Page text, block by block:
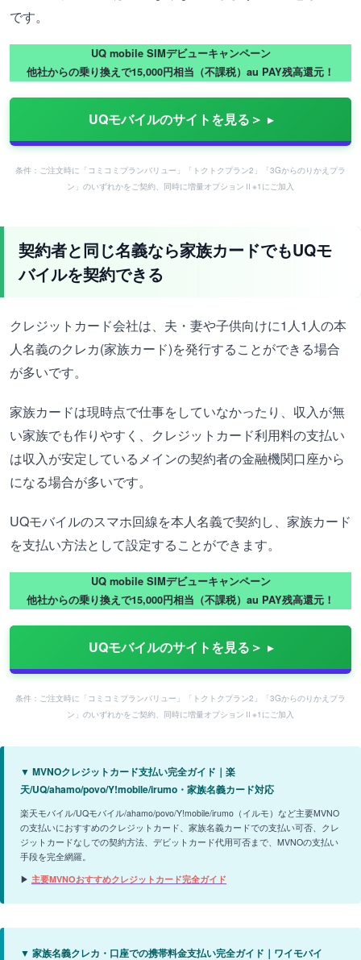
です。
UQ mobile SIMデビューキャンペーン
他社からの乗り換えで15,000円相当（不課税）au PAY残高還元！
UQモバイルのサイトを見る＞
条件：ご注文時に「コミコミプランバリュー」「トクトクプラン2」「3Gからのりかえプラ
ン」のいずれかをご契約、同時に増量オプションⅡ※1にご加入
契約者と同じ名義なら家族カードでもUQモ
バイルを契約できる
クレジットカード会社は、夫・妻や子供向けに1人1人の本
人名義のクレカ(家族カード)を発行することができる場合
が多いです。
家族カードは現時点で仕事をしていなかったり、収入が無
い家族でも作りやすく、クレジットカード利用料の支払い
は収入が安定しているメインの契約者の金融機関口座から
になる場合が多いです。
UQモバイルのスマホ回線を本人名義で契約し、家族カード
を支払い方法として設定することができます。
UQ mobile SIMデビューキャンペーン
他社からの乗り換えで15,000円相当（不課税）au PAY残高還元！
UQモバイルのサイトを見る＞
条件：ご注文時に「コミコミプランバリュー」「トクトクプラン2」「3Gからのりかえプラ
ン」のいずれかをご契約、同時に増量オプションⅡ※1にご加入
▼ MVNOクレジットカード支払い完全ガイド｜楽
天/UQ/ahamo/povo/Y!mobile/irumo・家族名義カード対応
楽天モバイル/UQモバイル/ahamo/povo/Y!mobile/irumo（イルモ）など主要MVNO
の支払いにおすすめのクレジットカード、家族名義カードでの支払い可否、クレ
ジットカードなしでの契約方法、デビットカード代用可否まで、MVNOの支払い
手段を完全網羅。
▶ 主要MVNOおすすめクレジットカード完全ガイド
▼ 家族名義クレカ・口座での携帯料金支払い完全ガイド｜ワイモバイ